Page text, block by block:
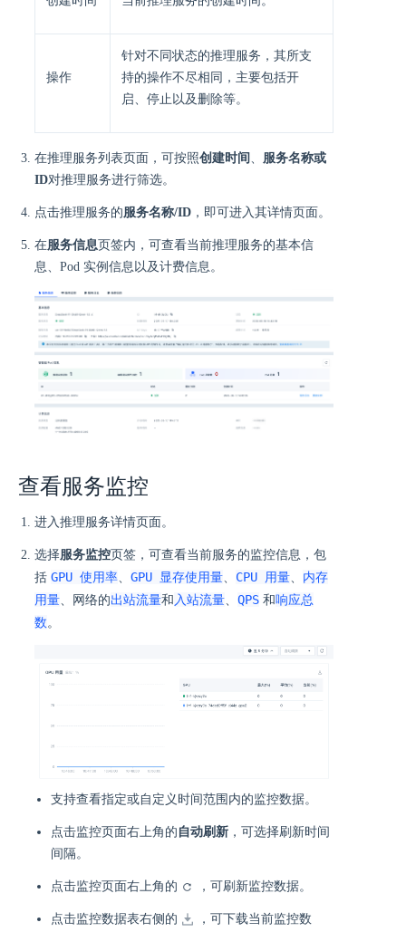
操作
针对不同状态的推理服务，其所支
持的操作不尽相同，主要包括开
启、停止以及删除等。
在推理服务列表页面，可按照创建时间 、 服务名称或
ID对推理服务进行筛选。
点击推理服务的服务名称/ID ，即可进入其详情页面。
在服务信息页签内，可查看当前推理服务的基本信
息、Pod 实例信息以及计费信息。
查看服务监控
进入推理服务详情页面。
选择服务监控页签，可查看当前服务的监控信息，包
括 GPU 使用率 GPU 显存使用量 CPU 用量
内存
用量 、网络的出站流量和 入站流量 QPS 和响应总
数 。
支持查看指定或自定义时间范围内的监控数据。
点击监控页面右上角的 自动刷新 ，可选择刷新时间
间隔。
点击监控页面右上角的 ，可刷新监控数据。
点击监控数据表右侧的
，可下载当前监控数